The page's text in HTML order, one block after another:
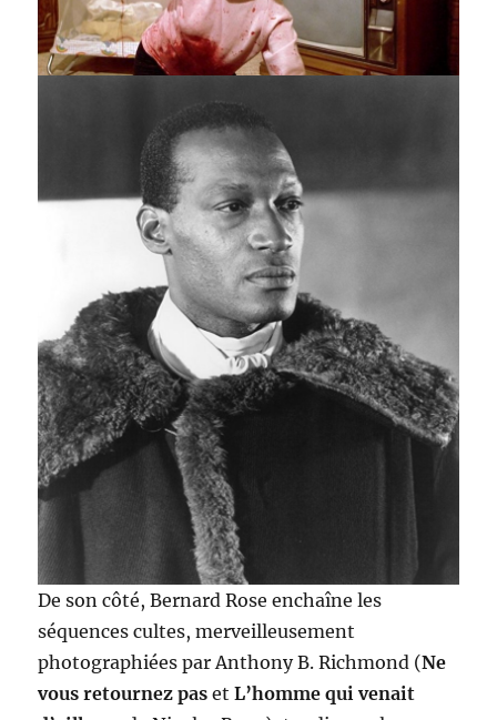
De son côté, Bernard Rose enchaîne les
séquences cultes, merveilleusement
photographiées par Anthony B. Richmond (Ne
vous retournez pas etL’homme qui venait